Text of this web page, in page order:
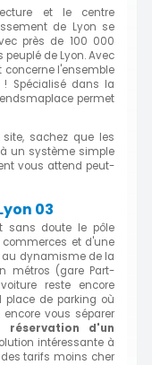
et le centre
de Lyon se
près de 100 000
de Lyon. Avec
concerne l'ensemble
Spécialisé dans la
permet
sachez que les
un système simple
vous attend peut-
03
sans doute le pôle
commerces et d'une
au dynamisme de la
métros (gare Part-
reste encore
place de parking où
vous séparer
réservation d'un
intéressante à
tarifs moins cher